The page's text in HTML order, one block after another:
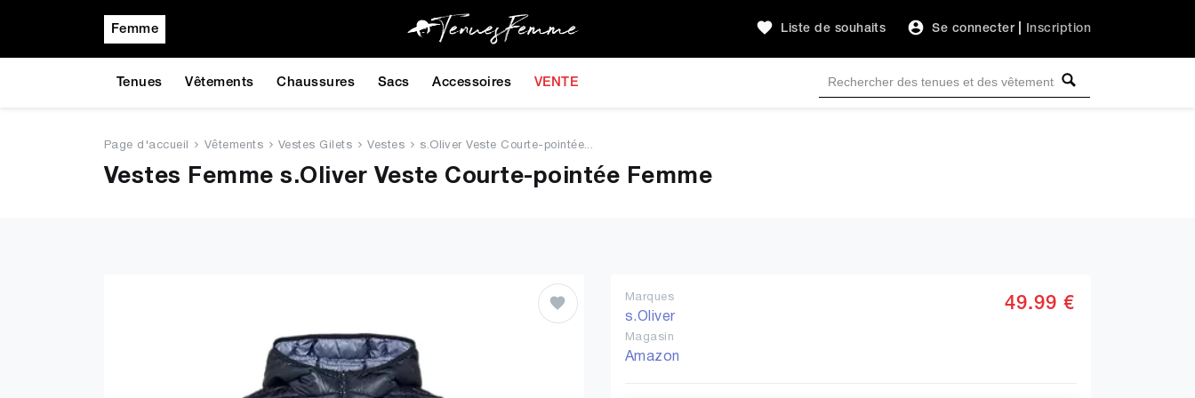
Femme Liste de souhaits Se connecter Inscription
Tenues Vêtements Chaussures Sacs Accessoires VENTE
Page d'accueil Vêtements Vestes Gilets Vestes s.Oliver Veste Courte-pointée...
Vestes Femme s.Oliver Veste Courte-pointée Femme
Marques
s.Oliver
Magasin
Amazon
49.99 €